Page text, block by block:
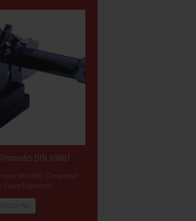
DIN 69881
DIN 69881 Compatibili
Sauter Duplomatic
VEDI DI PIÙ